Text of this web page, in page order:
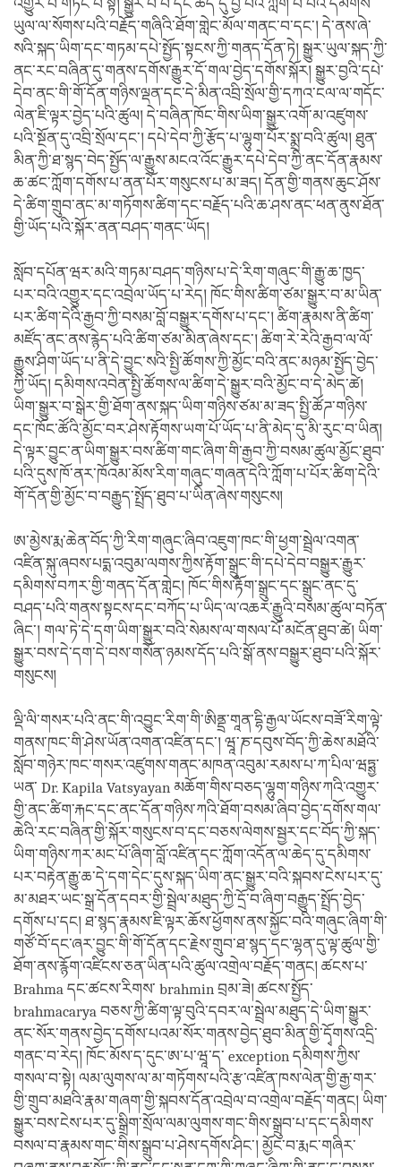
འགྱུར་བ་གཏོང་བ་སྟེ། སྒྱུར་བ་པོ་དང་ཆེད་དུ་བྱ་བའི་ཀློག་པ་པོའི་དམིགས་
ཡུལ་ལ་སོགས་པའི་བརྗོད་གཞིའི་ཐོག་གླེང་མོལ་གནང་བ་དང་། དེ་ནས་ཞེ་
སའི་སྐད་ཡིག་དང་གཏམ་དཔེ་སྤྱོད་སྟངས་ཀྱི་གནད་དོན་ཏེ། སྒྱུར་ཡུལ་སྐད་ཀྱི་
ནང་རང་བཞིན་དུ་གནས་དགོས་རྒྱུར་དོ་གལ་བྱེད་དགོས་སྐོར། སྒྱུར་བྱའི་དཔེ་
དེབ་ནང་གི་གོ་དོན་གཉིས་ལྡན་དང་དེ་མིན་འབྲི་སྲོལ་གྱི་དཀའ་ངལ་ལ་གདོང་
ལེན་ཇི་ལྟར་བྱེད་པའི་ཚུལ། དེ་བཞིན་ཁོང་གིས་ཡིག་སྒྱུར་འགོ་མ་འཛུགས་
པའི་སྔོན་དུ་འབྲི་སྲོལ་དང་། དཔེ་དེབ་ཀྱི་རྩོད་པ་ལྷུག་པོར་སྨྲ་བའི་ཚུལ། ཐུན་
མིན་ཀྱི་ཐ་སྙད་བེད་སྤྱོད་ལ་རྒྱུས་མངའ་འོང་རྒྱུར་དཔེ་དེབ་ཀྱི་ནང་དོན་རྣམས་
ཆ་ཚང་ཀློག་དགོས་པ་ནན་པོར་གསུངས་པ་མ་ཟད། དོན་གྱི་གནས་ཆུང་ཤོས་
དེ་ཚིག་གྲུབ་ནང་མ་གཏོགས་ཚིག་དང་བརྗོད་པའི་ཆ་ཤས་ནང་ཕན་ནུས་ཐོན་
གྱི་ཡོད་པའི་སྐོར་ནན་བཤད་གནང་ཡོད།
སློབ་དཔོན་ཝར་མའི་གཏམ་བཤད་གཉིས་པ་དེ་རིག་གཞུང་གི་རྒྱུ་ཆ་ཁྱད་
པར་བའི་འགྱུར་དང་འབྲེལ་ཡོད་པ་རེད། ཁོང་གིས་ཚིག་ཙམ་སྒྱུར་བ་མ་ཡིན་
པར་ཚིག་དེའི་རྒྱབ་ཀྱི་བསམ་བློ་བསྒྱུར་དགོས་པ་དང་། ཚིག་རྣམས་ནི་ཚིག་
མཛོད་ནང་ནས་རྙེད་པའི་ཚིག་ཙམ་མིན་ཞེས་དང་། ཚིག་རེ་རེའི་རྒྱབ་ལ་ལོ་
རྒྱུས་ཤིག་ཡོད་པ་ནི་དེ་བྱུང་སའི་སྤྱི་ཚོགས་ཀྱི་མྱོང་བའི་ནང་མཉམ་སྤྱོད་བྱེད་
ཀྱི་ཡོད། དམིགས་འབེན་སྤྱི་ཚོགས་ལ་ཚིག་དེ་སྒྱུར་བའི་མྱོང་བ་དེ་མེད་ཚེ།
ཡིག་སྒྱུར་བ་སྒེར་གྱི་ཐོག་ནས་སྐད་ཡིག་གཉིས་ཙམ་མ་ཟད་སྤྱི་ཚོཌ་གཉིས་
དང་ཁོང་ཚོའི་མྱོང་བར་ཤེས་རྟོགས་ཡག་པོ་ཡོད་པ་ནི་མེད་དུ་མི་རུང་བ་ཡིན།
དེ་ལྟར་བྱུང་ན་ཡིག་སྒྱུར་བས་ཚིག་གང་ཞིག་གི་རྒྱབ་ཀྱི་བསམ་ཚུལ་མྱོང་ཐུབ་
པའི་དུས་ཁོ་ནར་ཁོའམ་མོས་རིག་གཞུང་གཞན་དེའི་ཀློག་པ་པོར་ཚིག་དེའི་
གོ་དོན་གྱི་མྱོང་བ་བརྒྱུད་སྤྲོད་ཐུབ་པ་ཡིན་ཞེས་གསུངས།
ཨ་མྱེས་རྨ་ཆེན་བོད་ཀྱི་རིག་གཞུང་ཞིབ་འཇུག་ཁང་གི་ཕྱག་སྦྲེལ་འགན་
འཛིན་སྐུ་ཞབས་པདྨ་འབུམ་ལགས་ཀྱིས་རྟོག་སྒྲུང་གི་དཔེ་དེབ་བསྒྱུར་རྒྱུར་
དམིགས་བཀར་གྱི་གནད་དོན་གླེང། ཁོང་གིས་རྟོག་སྒྲུང་དང་སྒྲུང་ནང་དུ་
བཤད་པའི་གནས་སྟངས་དང་བཀོད་པ་ཡིད་ལ་འཆར་རྒྱུའི་བསམ་ཚུལ་བཏོན་
ཞིང་། གལ་ཏེ་དེ་དག་ཡིག་སྒྱུར་བའི་སེམས་ལ་གསལ་པོ་མངོན་ཐུབ་ཚེ། ཡིག་
སྒྱུར་བས་དེ་དག་དེ་བས་གསོན་ཉམས་དོད་པའི་སྒོ་ནས་བསྒྱུར་ཐུབ་པའི་སྐོར་
གསུངས།
ལྡི་ལི་གསར་པའི་ནང་གི་འབྱུང་རིག་གི་ཨིནྡྲ་གཱན་དྷི་རྒྱལ་ཡོངས་བཟོ་རིག་ལྟེ་
གནས་ཁང་གི་ཤེས་ཡོན་འགན་འཛིན་དང་། ཝཱ་ཎ་དབུས་བོད་ཀྱི་ཆེས་མཐོའི་
སློབ་གཉེར་ཁང་གསར་འཛུགས་གནང་མཁན་འབུམ་རམས་པ་ཀ་པིལ་ཝཏྶྱ་
ཡན་ Dr. Kapila Vatsyayan མཆོག་གིས་བཅད་ལྷུག་གཉིས་ཀའི་འགྱུར་
གྱི་ནང་ཚིག་རྐང་དང་ནང་དོན་གཉིས་ཀའི་ཐོག་བསམ་ཞིབ་བྱེད་དགོས་གལ་
ཆེའི་རང་བཞིན་གྱི་སྐོར་གསུངས་བ་དང་བཅས་ལེགས་སྦྱར་དང་བོད་ཀྱི་སྐད་
ཡིག་གཉིས་ཀར་མང་པོ་ཞིག་བློ་འཛིན་དང་ཀློག་འདོན་ལ་ཆེད་དུ་དམིགས་
པར་བརྟེན་རྒྱུ་ཆ་དེ་དག་དེང་དུས་སྐད་ཡིག་ནང་སྒྱུར་བའི་སྐབས་ངེས་པར་དུ་
མ་མཐར་ཡང་སྒྲ་དོན་དབར་གྱི་སྦྲེལ་མཐུད་ཀྱི་དྲོ་བ་ཞིག་བརྒྱུད་སྤྲོད་བྱེད་
དགོས་པ་དང། ཐ་སྙད་རྣམས་ཇི་ལྟར་ཆོས་ཕྱོགས་ནས་སྐྱོང་བའི་གཞུང་ཞིག་གི་
གཙོ་བོ་དང་ཞར་བྱུང་གི་གོ་དོན་དང་རྗེས་གྲུབ་ཐ་སྙད་དང་ལྷན་དུ་ལྟ་ཚུལ་གྱི་
ཐོག་ནས་རྙོག་འཛིངས་ཅན་ཡིན་པའི་ཚུལ་འགྲེལ་བརྗོད་གནང། ཚངས་པ་
Brahma དང་ཚངས་རིགས་ brahmin བྲམ་ཟེ། ཚངས་སྤྱོད་
brahmacarya བཅས་ཀྱི་ཚིག་ལྟ་བུའི་དབར་ལ་སྦྲེལ་མཐུད་དེ་ཡིག་སྒྱུར་
ནང་སོར་གནས་བྱེད་དགོས་པའམ་སོར་གནས་བྱེད་ཐུབ་མིན་གྱི་དྭོགས་འདྲི་
གནང་བ་རེད། ཁོང་མོས་ད་དུང་ཨ་པ་ཝཱ་ད་ exception དམིགས་ཀྱིས་
གསལ་བ་སྟེ། ལམ་ལུགས་ལ་མ་གཏོགས་པའི་རྩ་འཛིན་ཁས་ལེན་གྱི་རྒྱ་གར་
གྱི་གྲུབ་མཐའི་རྣམ་གཞག་གྱི་སྐབས་དོན་འབྲེལ་བ་འགྲེལ་བརྗོད་གནང། ཡིག་
སྒྱུར་བས་ངེས་པར་དུ་སྒྲིག་སྲོལ་ལམ་ལུགས་གང་གིས་སྒྲུབ་པ་དང་དམིགས་
བསལ་བ་རྣམས་གང་གིས་སྒྲུབ་པ་ཤེས་དགོས་ཤིང་། མྱོང་བ་རྨང་གཞིར་